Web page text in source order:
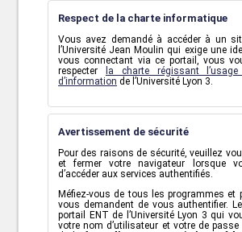
Respect de la charte informatique
Vous avez demandé à accéder à un
l’Université Jean Moulin qui exige une
vous connectant via ce portail, vous
respecter
la charte régissant
d’information de l’Université Lyon 3.
Avertissement de sécurité
Pour des raisons de sécurité, veuillez
et fermer votre navigateur lorsque
d’accéder aux services authentifiés.
Méfiez-vous de tous les programmes et
vous demandent de vous authentifier.
portail ENT de l’Université Lyon 3 qui
votre nom d’utilisateur et votre de